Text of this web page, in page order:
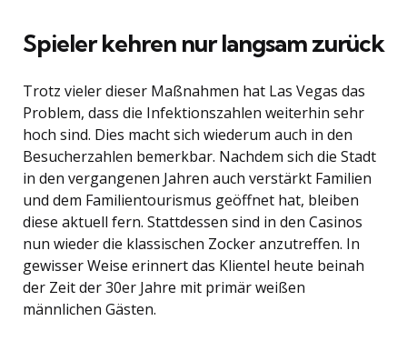
Spieler kehren nur langsam zurück
Trotz vieler dieser Maßnahmen hat Las Vegas das
Problem, dass die Infektionszahlen weiterhin sehr
hoch sind. Dies macht sich wiederum auch in den
Besucherzahlen bemerkbar. Nachdem sich die Stadt
in den vergangenen Jahren auch verstärkt Familien
und dem Familientourismus geöffnet hat, bleiben
diese aktuell fern. Stattdessen sind in den Casinos
nun wieder die klassischen Zocker anzutreffen. In
gewisser Weise erinnert das Klientel heute beinah
der Zeit der 30er Jahre mit primär weißen
männlichen Gästen.